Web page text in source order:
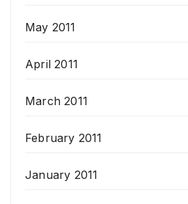
May 2011
April 2011
March 2011
February 2011
January 2011